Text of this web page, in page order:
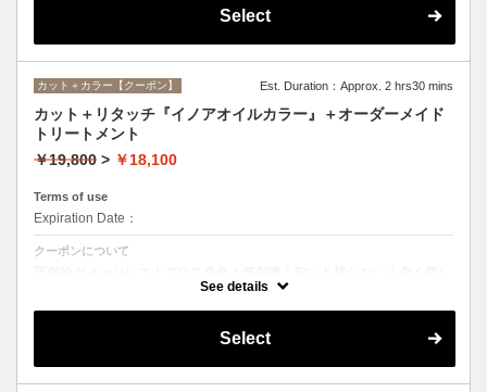
Select
カット＋カラー【クーポン】 Est. Duration：Approx. 2 hrs30 mins
カット＋リタッチ『イノアオイルカラー』＋オーダーメイド
トリートメント
￥19,800 > ￥18,100
Terms of use
Expiration Date：
クーポンについて
い処方のイノアオイルカラーのセットメニュー☆
See details
Select